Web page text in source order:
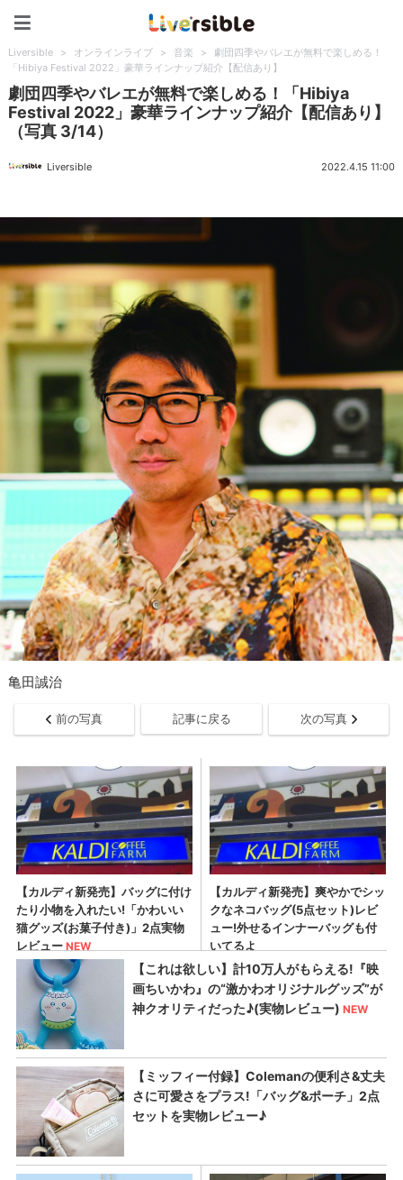
Liversible > オンラインライブ > 音楽 >
劇団四季やバレエが無料で楽しめる！
「Hibiya Festival 2022」豪華ラインナップ紹介【配信あり】
劇団四季やバレエが無料で楽しめる！「Hibiya
Festival 2022」豪華ラインナップ紹介【配信あり】
（写真 3/14）
Liversible 2022.4.15 11:00
亀田誠治
前の写真 記事に戻る 次の写真